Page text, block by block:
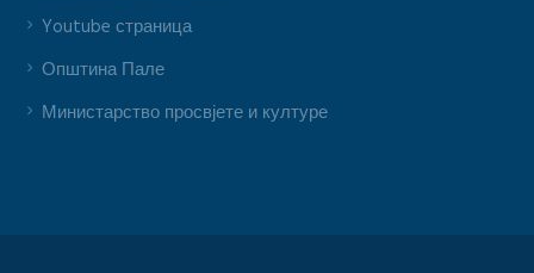
Youtube страница
Општина Пале
Министарство просвјете и културе